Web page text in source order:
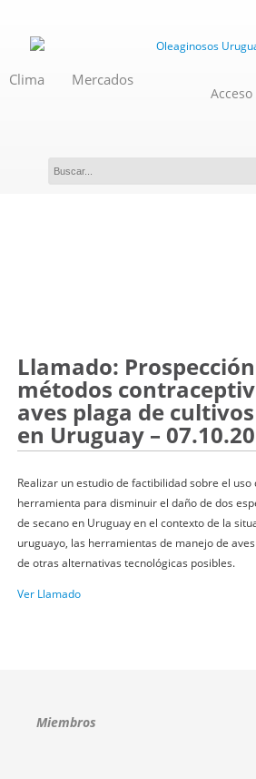
Clima Mercados
Llamado:
métodos
aves plaga de
en Uruguay –
Realizar un estudio de factibilidad sobre el
herramienta para disminuir el daño de dos
de secano en Uruguay en el contexto de la
uruguayo, las herramientas de manejo de
de otras alternativas tecnológicas posibles.
Ver Llamado
Miembros